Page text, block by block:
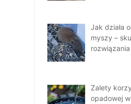
Jak działa
myszy –
rozwiązania
Zalety
opadowej